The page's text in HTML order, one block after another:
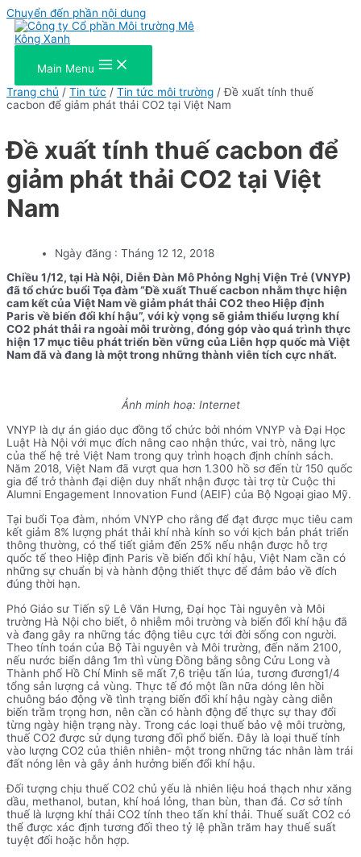
Chuyển đến phần nội dung
Main Menu
Trang chủ / Tin tức / Tin tức môi trường / Đề xuất tính thuế
cacbon để giảm phát thải CO2 tại Việt Nam
Đề xuất tính thuế cacbon để
giảm phát thải CO2 tại Việt
Nam
Ngày đăng : Tháng 12 12, 2018
Chiều 1/12, tại Hà Nội, Diễn Đàn Mô Phỏng Nghị Viện Trẻ (VNYP)
đã tổ chức buổi Tọa đàm “Đề xuất Thuế cacbon nhằm thực hiện
cam kết của Việt Nam về giảm phát thải CO2 theo Hiệp định
Paris về biến đổi khí hậu”, với kỳ vọng sẽ giảm thiểu lượng khí
CO2 phát thải ra ngoài môi trường, đóng góp vào quá trình thực
hiện 17 mục tiêu phát triển bền vững của Liên hợp quốc mà Việt
Nam đã và đang là một trong những thành viên tích cực nhất.
Ảnh minh hoạ: Internet
VNYP là dự án giáo dục đồng tổ chức bởi nhóm VNYP và Đại Học
Luật Hà Nội với mục đích nâng cao nhận thức, vai trò, năng lực
của thế hệ trẻ Việt Nam trong quy trình hoạch định chính sách.
Năm 2018, Việt Nam đã vượt qua hơn 1.300 hồ sơ đến từ 150 quốc
gia để trở thành đại diện duy nhất nhận được tài trợ từ Cuộc thi
Alumni Engagement Innovation Fund (AEIF) của Bộ Ngoại giao Mỹ.
Tại buổi Tọa đàm, nhóm VNYP cho rằng để đạt được mục tiêu cam
kết giảm 8% lượng phát thải khí nhà kính so với kịch bản phát triển
thông thường, có thể tiết giảm đến 25% nếu nhận được hỗ trợ
quốc tế theo Hiệp định Paris về biến đổi khí hậu, Việt Nam cần có
những sự chuẩn bị và hành động thiết thực để đảm bảo về đích
đúng thời hạn.
Phó Giáo sư Tiến sỹ Lê Văn Hưng, Đại học Tài nguyên và Môi
trường Hà Nội cho biết, ô nhiễm môi trường và biến đổi khí hậu đã
và đang gây ra những tác động tiêu cực tới đời sống con người.
Theo tính toán của Bộ Tài nguyên và Môi trường, đến năm 2100,
nếu nước biển dâng 1m thì vùng Đồng bằng sông Cửu Long và
Thành phố Hồ Chí Minh sẽ mất 7,6 triệu tấn lúa, tương đương1/4
tổng sản lượng cả vùng. Thực tế đó một lần nữa dóng lên hồi
chuông báo động về tình trạng biến đổi khí hậu ngày càng diễn
biến trầm trọng hơn, nên cần có hành động để thực sự thay đổi
từng ngày hiện trạng này. Trong các loại thuế bảo vệ môi trường,
thuế CO2 được sử dụng tương đối phổ biến. Đây là loại thuế tính
vào lượng CO2 của thiên nhiên- một trong những tác nhân làm trái
đất nóng lên và gây ảnh hưởng biến đổi khí hậu.
Đối tượng chịu thuế CO2 chủ yếu là nhiên liệu hoá thạch như xăng
dầu, methanol, butan, khí hoá lỏng, than bùn, than đá. Cơ sở tính
thuế là lượng khí thải CO2 tính theo tấn khí thải. Thuế suất CO2 có
thể được xác định tương đối theo tỷ lệ phần trăm hay thuế suất
tuyệt đối hoặc hỗn hợp.